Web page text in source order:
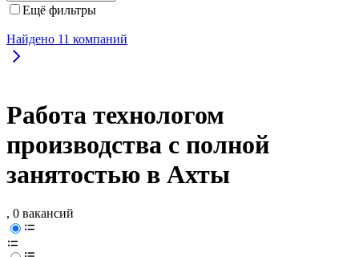
Ещё фильтры
Найдено 11 компаний
Работа технологом
производства с полной
занятостью в Ахты
, 0 вакансий